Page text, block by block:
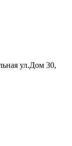
ул.Дом 30,